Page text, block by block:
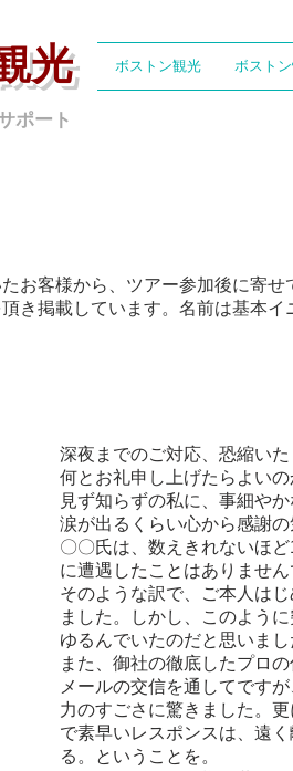
光 ボストン観光 ボスト
ポート
お客様から、ツアー参加後に寄せ
き掲載しています。名前は基本イ
深夜までのご対応、恐縮いた
何とお礼申し上げたらよいの
見ず知らずの私に、事細やか
涙が出るくらい心から感謝の
〇〇氏は、数えきれないほ
に遭遇したことはありません
そのような訳で、ご本人は
ました。しかし、このよう
ゆるんでいたのだと思いまし
また、御社の徹底したプロ
メールの交信を通してです
力のすごさに驚きました。
で素早いレスポンスは、遠
る。ということを。